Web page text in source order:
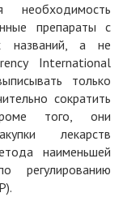
необходимость
препараты с
названий, а не
International
только
сократить
того, они
лекарств
наименьшей
регулированию